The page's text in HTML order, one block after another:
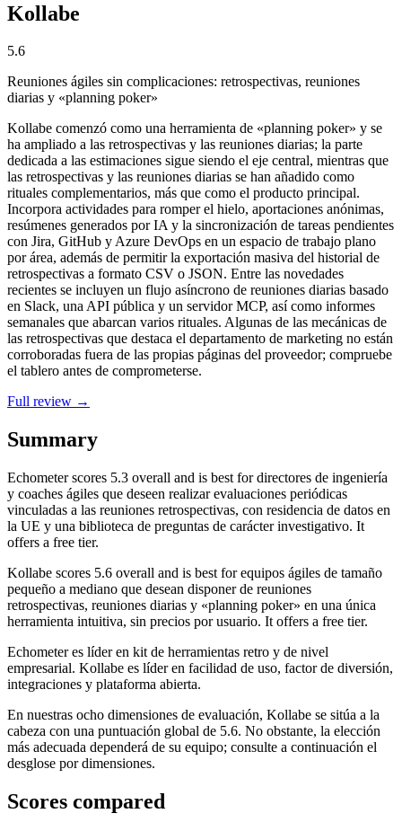
Kollabe
5.6
Reuniones ágiles sin complicaciones: retrospectivas, reuniones
diarias y «planning poker»
Kollabe comenzó como una herramienta de «planning poker» y se
ha ampliado a las retrospectivas y las reuniones diarias; la parte
dedicada a las estimaciones sigue siendo el eje central, mientras que
las retrospectivas y las reuniones diarias se han añadido como
rituales complementarios, más que como el producto principal.
Incorpora actividades para romper el hielo, aportaciones anónimas,
resúmenes generados por IA y la sincronización de tareas pendientes
con Jira, GitHub y Azure DevOps en un espacio de trabajo plano
por área, además de permitir la exportación masiva del historial de
retrospectivas a formato CSV o JSON. Entre las novedades
recientes se incluyen un flujo asíncrono de reuniones diarias basado
en Slack, una API pública y un servidor MCP, así como informes
semanales que abarcan varios rituales. Algunas de las mecánicas de
las retrospectivas que destaca el departamento de marketing no están
corroboradas fuera de las propias páginas del proveedor; compruebe
el tablero antes de comprometerse.
Full review →
Summary
Echometerscores 5.3 overall and is best for directores de ingeniería
y coaches ágiles que deseen realizar evaluaciones periódicas
vinculadas a las reuniones retrospectivas, con residencia de datos en
la UE y una biblioteca de preguntas de carácter investigativo. It
offers a free tier.
Kollabe scores 5.6 overall and is best for equipos ágiles de tamaño
pequeño a mediano que desean disponer de reuniones
retrospectivas, reuniones diarias y «planning poker» en una única
herramienta intuitiva, sin precios por usuario. It offers a free tier.
Echometer es líder en kit de herramientas retro y de nivel
empresarial. Kollabe es líder en facilidad de uso, factor de diversión,
integraciones y plataforma abierta.
En nuestras ocho dimensiones de evaluación, Kollabe se sitúa a la
cabeza con una puntuación global de 5.6. No obstante, la elección
más adecuada dependerá de su equipo; consulte a continuación el
desglose por dimensiones.
Scores compared